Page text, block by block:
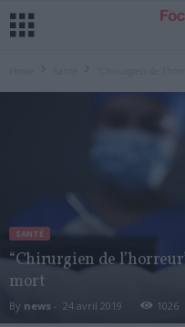
SANTÉ
“Chirurgien de
mort
By news - 24 avril 2019 1026